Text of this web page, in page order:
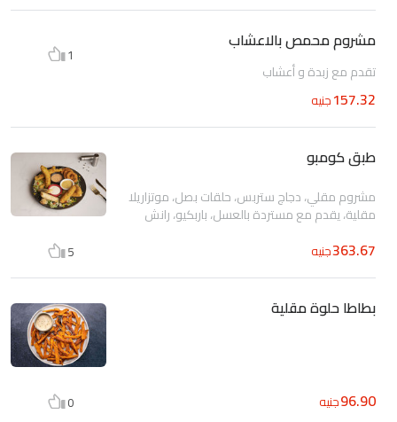
مشروم محمص بالاعشاب
تقدم مع زبدة و أعشاب
157.32جنيه
1
طبق كومبو
مشروم مقلي، دجاج ستربس، حلقات بصل، موتزاريلا
مقلية، يقدم مع مستردة بالعسل، باربكيو، رانش
363.67جنيه 5
بطاطا حلوة مقلية
96.90جنيه 0